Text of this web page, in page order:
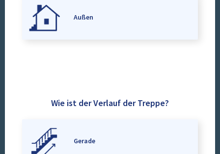
Außen
Wie ist der Verlauf der Treppe?
Gerade